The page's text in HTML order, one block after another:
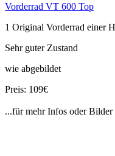
Vorderrad VT 600 Top
1 Original Vorderrad einer
Sehr guter Zustand
wie abgebildet
Preis: 109€
...für mehr Infos oder Bilder